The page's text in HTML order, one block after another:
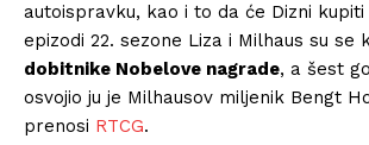
autoispravku, kao i to da će Dizni kupiti
epizodi 22. sezone Liza i Milhaus su se
dobitnike Nobelove nagrade, a šest
osvojio ju je Milhausov miljenik Bengt
prenosi RTCG.